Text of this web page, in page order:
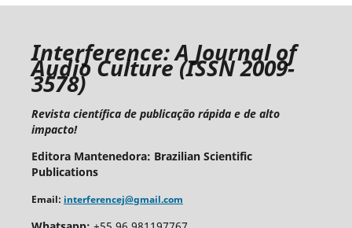
Interference: A Journal of
Audio Culture(ISSN 2009-
3578)
Revista científica de publicação rápida e de alto
impacto!
Editora Mantenedora: Brazilian Scientific
Publications
Email: interferencej@gmail.com